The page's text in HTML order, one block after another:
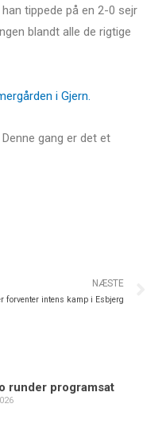
tippede på en 2-0 sejr
blandt alle de rigtige
i Gjern.
gang er det et
NÆSTE
forventer intens kamp i Esbjerg
runder programsat